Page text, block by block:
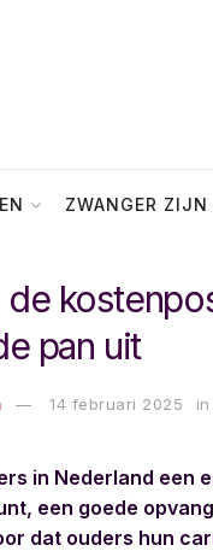
ZWANGER ZIJN
pan uit
14 februari 2025 in
in Nederland een
een goede
dat ouders hun